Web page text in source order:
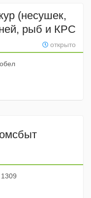
(несушек,
рыб и КРС
открыто